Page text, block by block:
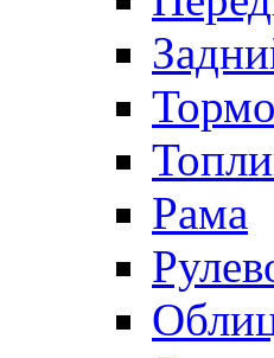
Рама